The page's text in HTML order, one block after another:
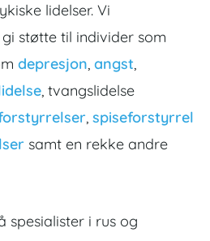
lidelser. Vi
støtte til individer som
depresjon, angst,
, tvangslidelse
, spiseforstyrrel
samt en rekke andre
spesialister i rus og